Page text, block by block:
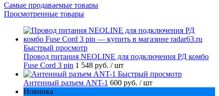
Самые продаваемые товары
Просмотренные товары
Быстрый просмотр
Провод питания NEOLINE для подключения РД комбо
Fuse Cord 3 pin 1 548 руб. / шт
Быстрый просмотр
Антенный разъем ANT-1 600 руб. / шт
Новинка